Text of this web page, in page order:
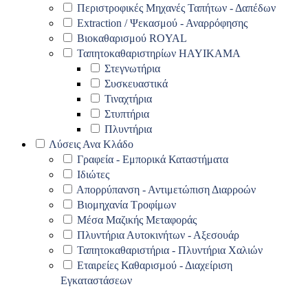
Περιστροφικές Μηχανές Ταπήτων - Δαπέδων
Extraction / Ψεκασμού - Αναρρόφησης
Βιοκαθαρισμού ROYAL
Ταπητοκαθαριστηρίων HAYIKAMA
Στεγνωτήρια
Συσκευαστικά
Τιναχτήρια
Στυπτήρια
Πλυντήρια
Λύσεις Ανα Κλάδο
Γραφεία - Εμπορικά Καταστήματα
Ιδιώτες
Απορρύπανση - Αντιμετώπιση Διαρροών
Βιομηχανία Τροφίμων
Μέσα Μαζικής Μεταφοράς
Πλυντήρια Αυτοκινήτων - Αξεσουάρ
Ταπητοκαθαριστήρια - Πλυντήρια Χαλιών
Εταιρείες Καθαρισμού - Διαχείριση
Εγκαταστάσεων